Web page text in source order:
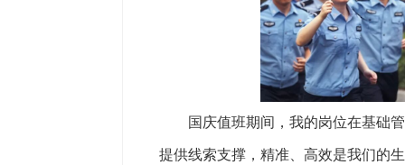
国庆值班期间，我的岗位在基础管
提供线索支撑，精准、高效是我们的